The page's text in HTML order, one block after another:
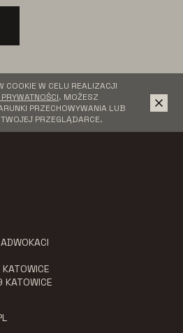
COOKIE W CELU REALIZACJI
. MOŻESZ
PRZECHOWYWANIA LUB
PRZEGLĄDARCE.